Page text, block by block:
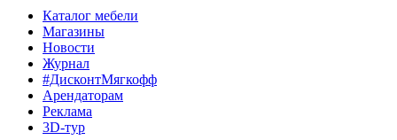
Каталог мебели
Магазины
Новости
Журнал
#ДисконтМягкофф
Арендаторам
Реклама
3D-тур